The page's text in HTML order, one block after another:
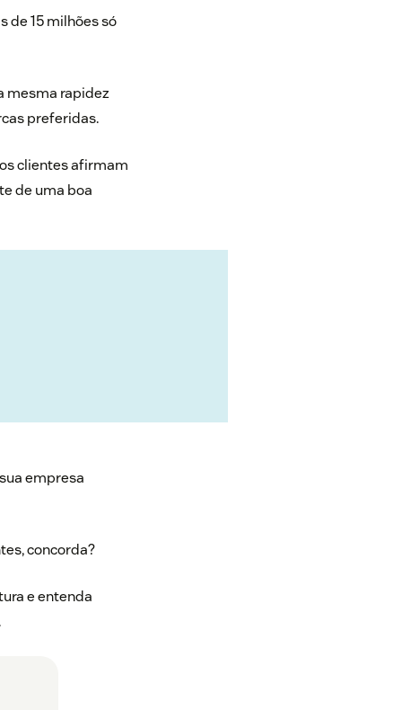
de15 milhõessó
mesma rapidez
preferidas.
clientes afirmam
de uma boa
empresa
concorda?
e entenda